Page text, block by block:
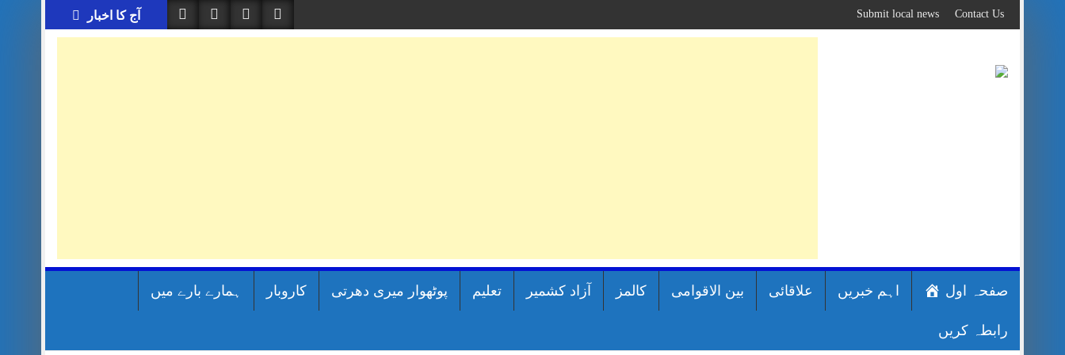
to
content
آج کا اخبار Contact Us
Submit local news
صفحہ اول اہم خبریں علاقائی بین الاقوامی کالمز آزاد کشمیر تعلیم پوٹھوار میری دھرتی کاروبار ہمارے بارے میں
رابطہ کریں